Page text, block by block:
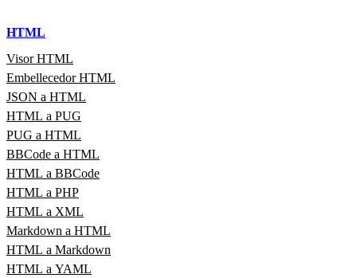
HTML
Visor HTML
Embellecedor HTML
JSON a HTML
HTML a PUG
PUG a HTML
BBCode a HTML
HTML a BBCode
HTML a PHP
HTML a XML
Markdown a HTML
HTML a Markdown
HTML a YAML